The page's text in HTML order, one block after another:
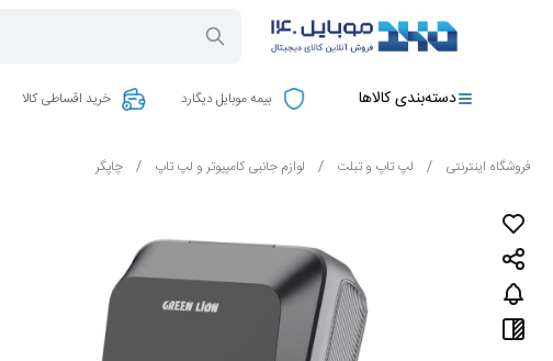
دسته‌بندی کالاها بیمه موبایل دیگارد خرید اقساطی کالا
فروشگاه اینترنتی / لپ تاپ و تبلت / لوازم جانبی کامپیوتر و لپ تاپ / چاپگر